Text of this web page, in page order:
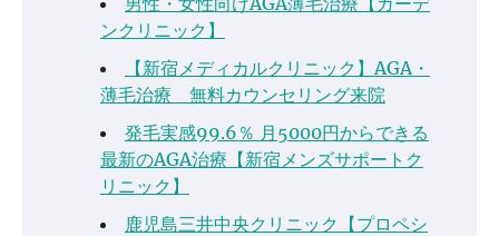
ンクリニック】
【新宿メディカルクリニック】AGA・
薄毛治療 無料カウンセリング来院
発毛実感99.6％ 月5000円からできる
最新のAGA治療【新宿メンズサポートク
リニック】
鹿児島三井中央クリニック【プロペシ